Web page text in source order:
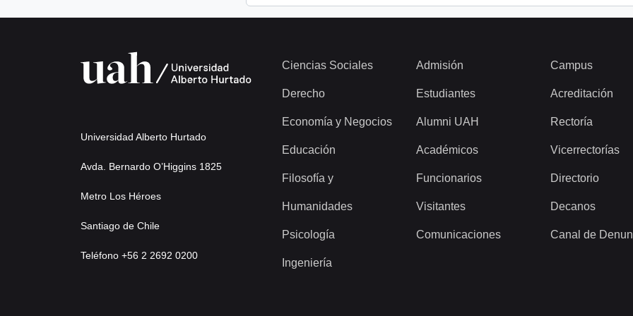
Universidad Alberto Hurtado
Avda. Bernardo O’Higgins 1825
Metro Los Héroes
Santiago de Chile
Teléfono +56 2 2692 0200
Ciencias Sociales
Derecho
Economía y Negocios
Educación
Filosofía y
Humanidades
Psicología
Ingeniería
Admisión
Estudiantes
Alumni UAH
Académicos
Funcionarios
Visitantes
Comunicaciones
Campus
Acreditación
Rectoría
Vicerrectorías
Directorio
Decanos
Canal de